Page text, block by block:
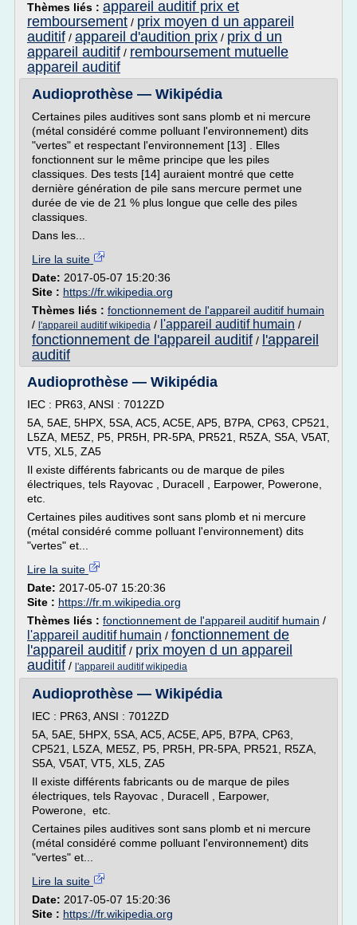
Thèmes liés : appareil auditif prix et
remboursement / prix moyen d un appareil
auditif / appareil d'audition prix / prix d un
appareil auditif / remboursement mutuelle
appareil auditif
Audioprothèse — Wikipédia
Certaines piles auditives sont sans plomb et ni mercure
(métal considéré comme polluant l'environnement) dits
"vertes" et respectant l'environnement [13] . Elles
fonctionnent sur le même principe que les piles
classiques. Des tests [14] auraient montré que cette
dernière génération de pile sans mercure permet une
durée de vie de 21 % plus longue que celle des piles
classiques.
Dans les...
Lire la suite
Date: 2017-05-07 15:20:36
Site : https://fr.wikipedia.org
Thèmes liés : fonctionnement de l'appareil auditif humain
/ l'appareil auditif wikipedia / l'appareil auditif humain /
fonctionnement de l'appareil auditif / l'appareil
auditif
Audioprothèse — Wikipédia
IEC : PR63, ANSI : 7012ZD
5A, 5AE, 5HPX, 5SA, AC5, AC5E, AP5, B7PA, CP63, CP521,
L5ZA, ME5Z, P5, PR5H, PR-5PA, PR521, R5ZA, S5A, V5AT,
VT5, XL5, ZA5
Il existe différents fabricants ou de marque de piles
électriques, tels Rayovac , Duracell , Earpower, Powerone,
etc.
Certaines piles auditives sont sans plomb et ni mercure
(métal considéré comme polluant l'environnement) dits
"vertes" et...
Lire la suite
Date: 2017-05-07 15:20:36
Site : https://fr.m.wikipedia.org
Thèmes liés : fonctionnement de l'appareil auditif humain /
l'appareil auditif humain / fonctionnement de
l'appareil auditif / prix moyen d un appareil
auditif / l'appareil auditif wikipedia
Audioprothèse — Wikipédia
IEC : PR63, ANSI : 7012ZD
5A, 5AE, 5HPX, 5SA, AC5, AC5E, AP5, B7PA, CP63,
CP521, L5ZA, ME5Z, P5, PR5H, PR-5PA, PR521, R5ZA,
S5A, V5AT, VT5, XL5, ZA5
Il existe différents fabricants ou de marque de piles
électriques, tels Rayovac , Duracell , Earpower,
Powerone, etc.
Certaines piles auditives sont sans plomb et ni mercure
(métal considéré comme polluant l'environnement) dits
"vertes" et...
Lire la suite
Date: 2017-05-07 15:20:36
Site : https://fr.wikipedia.org